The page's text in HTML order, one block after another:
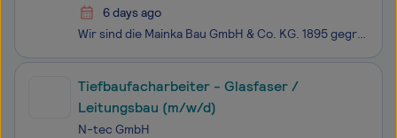
6 days ago
Wir sind die Mainka Bau GmbH & Co. KG. 1895 gegründet und seitdem ein familiengeführtes Unternehmen. Zur Unternehmensgruppe gehören mehr als 1.250 Kolleginnen und Kollegen. Da, wo die Anforderungen an die Qualität und Sicherheit von Bauprojekten besonders groß sind, sind wir zu Hause. Unsere Kun
Tiefbaufacharbeiter - Glasfaser /
Leitungsbau (m/w/d)
N-tec GmbH